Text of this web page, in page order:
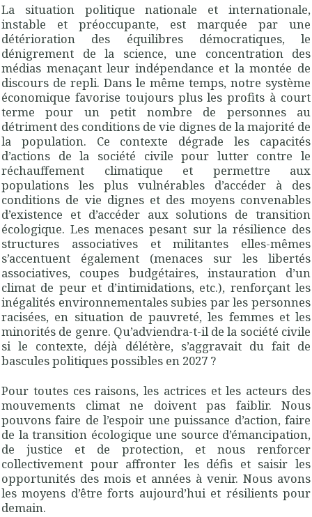
La situation politique nationale et internationale,
instable et préoccupante, est marquée par une
détérioration des équilibres démocratiques, le
dénigrement de la science, une concentration des
médias menaçant leur indépendance et la montée de
discours de repli. Dans le même temps, notre système
économique favorise toujours plus les profits à court
terme pour un petit nombre de personnes au
détriment des conditions de vie dignes de la majorité de
la population. Ce contexte dégrade les capacités
d’actions de la société civile pour lutter contre le
réchauffement climatique et permettre aux
populations les plus vulnérables d’accéder à des
conditions de vie dignes et des moyens convenables
d’existence et d’accéder aux solutions de transition
écologique. Les menaces pesant sur la résilience des
structures associatives et militantes elles-mêmes
s’accentuent également (menaces sur les libertés
associatives, coupes budgétaires, instauration d’un
climat de peur et d’intimidations, etc.), renforçant les
inégalités environnementales subies par les personnes
racisées, en situation de pauvreté, les femmes et les
minorités de genre. Qu’adviendra-t-il de la société civile
si le contexte, déjà délétère, s’aggravait du fait de
bascules politiques possibles en 2027 ?
Pour toutes ces raisons, les actrices et les acteurs des
mouvements climat ne doivent pas faiblir. Nous
pouvons faire de l’espoir une puissance d’action, faire
de la transition écologique une source d’émancipation,
de justice et de protection, et nous renforcer
collectivement pour affronter les défis et saisir les
opportunités des mois et années à venir. Nous avons
les moyens d’être forts aujourd’hui et résilients pour
demain.